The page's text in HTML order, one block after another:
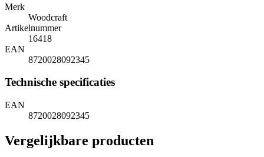
Merk
Woodcraft
Artikelnummer
16418
EAN
8720028092345
Technische specificaties
EAN
8720028092345
Vergelijkbare producten